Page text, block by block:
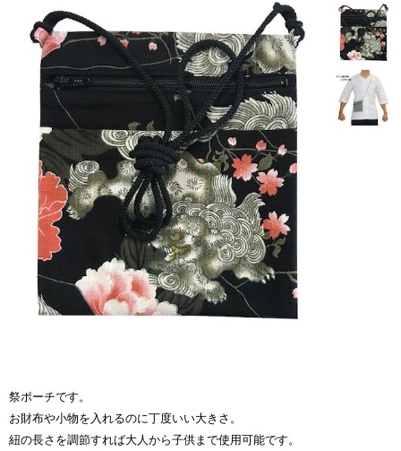
祭ポーチです。
お財布や小物を入れるのに丁度いい大きさ。
紐の長さを調節すれば大人から子供まで使用可能です。